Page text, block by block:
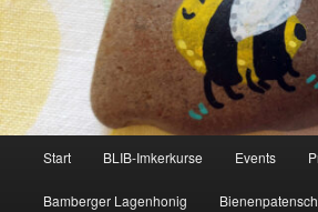
Start BLIB-Imkerkurse Events
Bamberger Lagenhonig